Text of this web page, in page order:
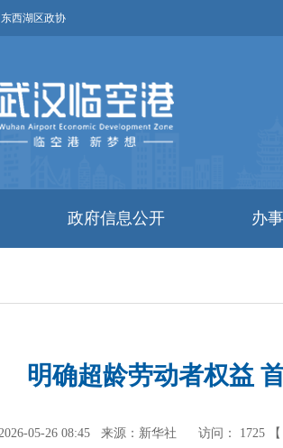
东西湖区政协
政府信息公开 办
明确超龄劳动者权益
05-26 08:45 来源：新华社 访问： 1725